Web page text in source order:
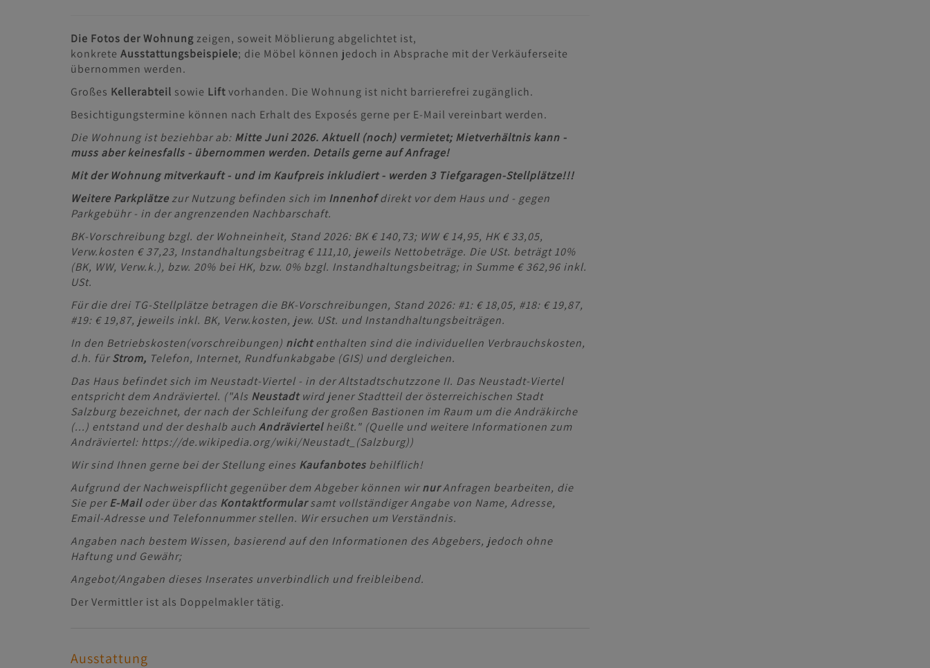
Die Fotos der Wohnungzeigen, soweit Möblierung abgelichtet ist,
konkrete Ausstattungsbeispiele; die Möbel können jedoch in Absprache mit der Verkäuferseite
übernommen werden.
Großes Kellerabteil sowie Liftvorhanden. Die Wohnung ist nicht barrierefrei zugänglich.
Besichtigungstermine können nach Erhalt des Exposés gerne per E-Mail vereinbart werden.
Die Wohnung ist beziehbar ab: Mitte Juni 2026. Aktuell (noch) vermietet; Mietverhältnis kann -
muss aber keinesfalls - übernommen werden. Details gerne auf Anfrage!
Mit der Wohnung mitverkauft - und im Kaufpreis inkludiert - werden 3 Tiefgaragen-Stellplätze!!!
Weitere Parkplätzezur Nutzung befinden sich im Innenhofdirekt vor dem Haus und - gegen
Parkgebühr - in der angrenzenden Nachbarschaft.
BK-Vorschreibung bzgl. der Wohneinheit, Stand 2026: BK € 140,73; WW € 14,95, HK € 33,05,
Verw.kosten € 37,23, Instandhaltungsbeitrag € 111,10, jeweils Nettobeträge. Die USt. beträgt 10%
(BK, WW, Verw.k.), bzw. 20% bei HK, bzw. 0% bzgl. Instandhaltungsbeitrag; in Summe € 362,96 inkl.
USt.
Für die drei TG-Stellplätze betragen die BK-Vorschreibungen, Stand 2026: #1: € 18,05, #18: € 19,87,
#19: € 19,87, jeweils inkl. BK, Verw.kosten, jew. USt. und Instandhaltungsbeiträgen.
In den Betriebskosten(vorschreibungen) nichtenthalten sind die individuellen Verbrauchskosten,
d.h. fürStrom, Telefon, Internet, Rundfunkabgabe (GIS) und dergleichen.
Das Haus befindet sich im Neustadt-Viertel - in der Altstadtschutzzone II. Das Neustadt-Viertel
entspricht dem Andräviertel. ("Als Neustadtwird jener Stadtteil der österreichischen Stadt
Salzburg bezeichnet, der nach der Schleifung der großen Bastionen im Raum um die Andräkirche
(...) entstand und der deshalb auch Andräviertelheißt." (Quelle und weitere Informationen zum
Andräviertel: https://de.wikipedia.org/wiki/Neustadt_(Salzburg))
Wir sind Ihnen gerne bei der Stellung eines Kaufanbotes behilflich!
Aufgrund der Nachweispflicht gegenüber dem Abgeber können wirnurAnfragen bearbeiten, die
Sie perE-Mailoder über das Kontaktformularsamt vollständiger Angabe von Name, Adresse,
Email-Adresse und Telefonnummer stellen. Wir ersuchen um Verständnis.
Angaben nach bestem Wissen, basierend auf den Informationen des Abgebers, jedoch ohne
Haftung und Gewähr;
Angebot/Angaben dieses Inserates unverbindlich und freibleibend.
Der Vermittler ist als Doppelmakler tätig.
Ausstattung